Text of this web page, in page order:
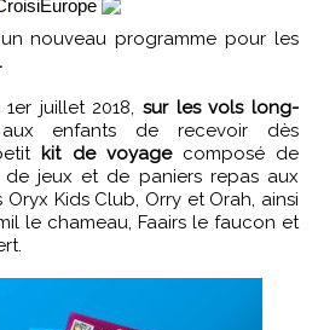
juillet 2018,sur les vols long-
enfants de recevoir dès
kit de voyagecomposé de
jeux et de paniers repas aux
Kids Club, Orry et Orah, ainsi
le chameau, Faairs le faucon et